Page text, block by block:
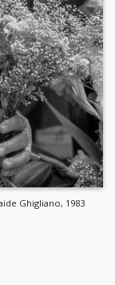
Ghigliano, 1983